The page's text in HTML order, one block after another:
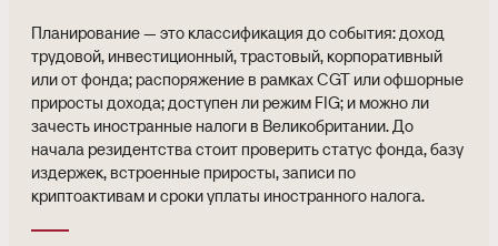
Планирование — это классификация до события: доход
трудовой, инвестиционный, трастовый, корпоративный
или от фонда; распоряжение в рамках CGT или офшорные
приросты дохода; доступен ли режим FIG; и можно ли
зачесть иностранные налоги в Великобритании. До
начала резидентства стоит проверить статус фонда, базу
издержек, встроенные приросты, записи по
криптоактивам и сроки уплаты иностранного налога.